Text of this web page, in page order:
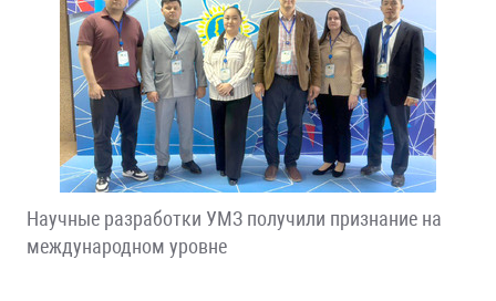
Научные разработки УМЗ получили признание на
международном уровне